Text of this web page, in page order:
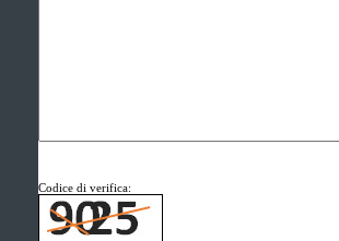
Codice di verifica: